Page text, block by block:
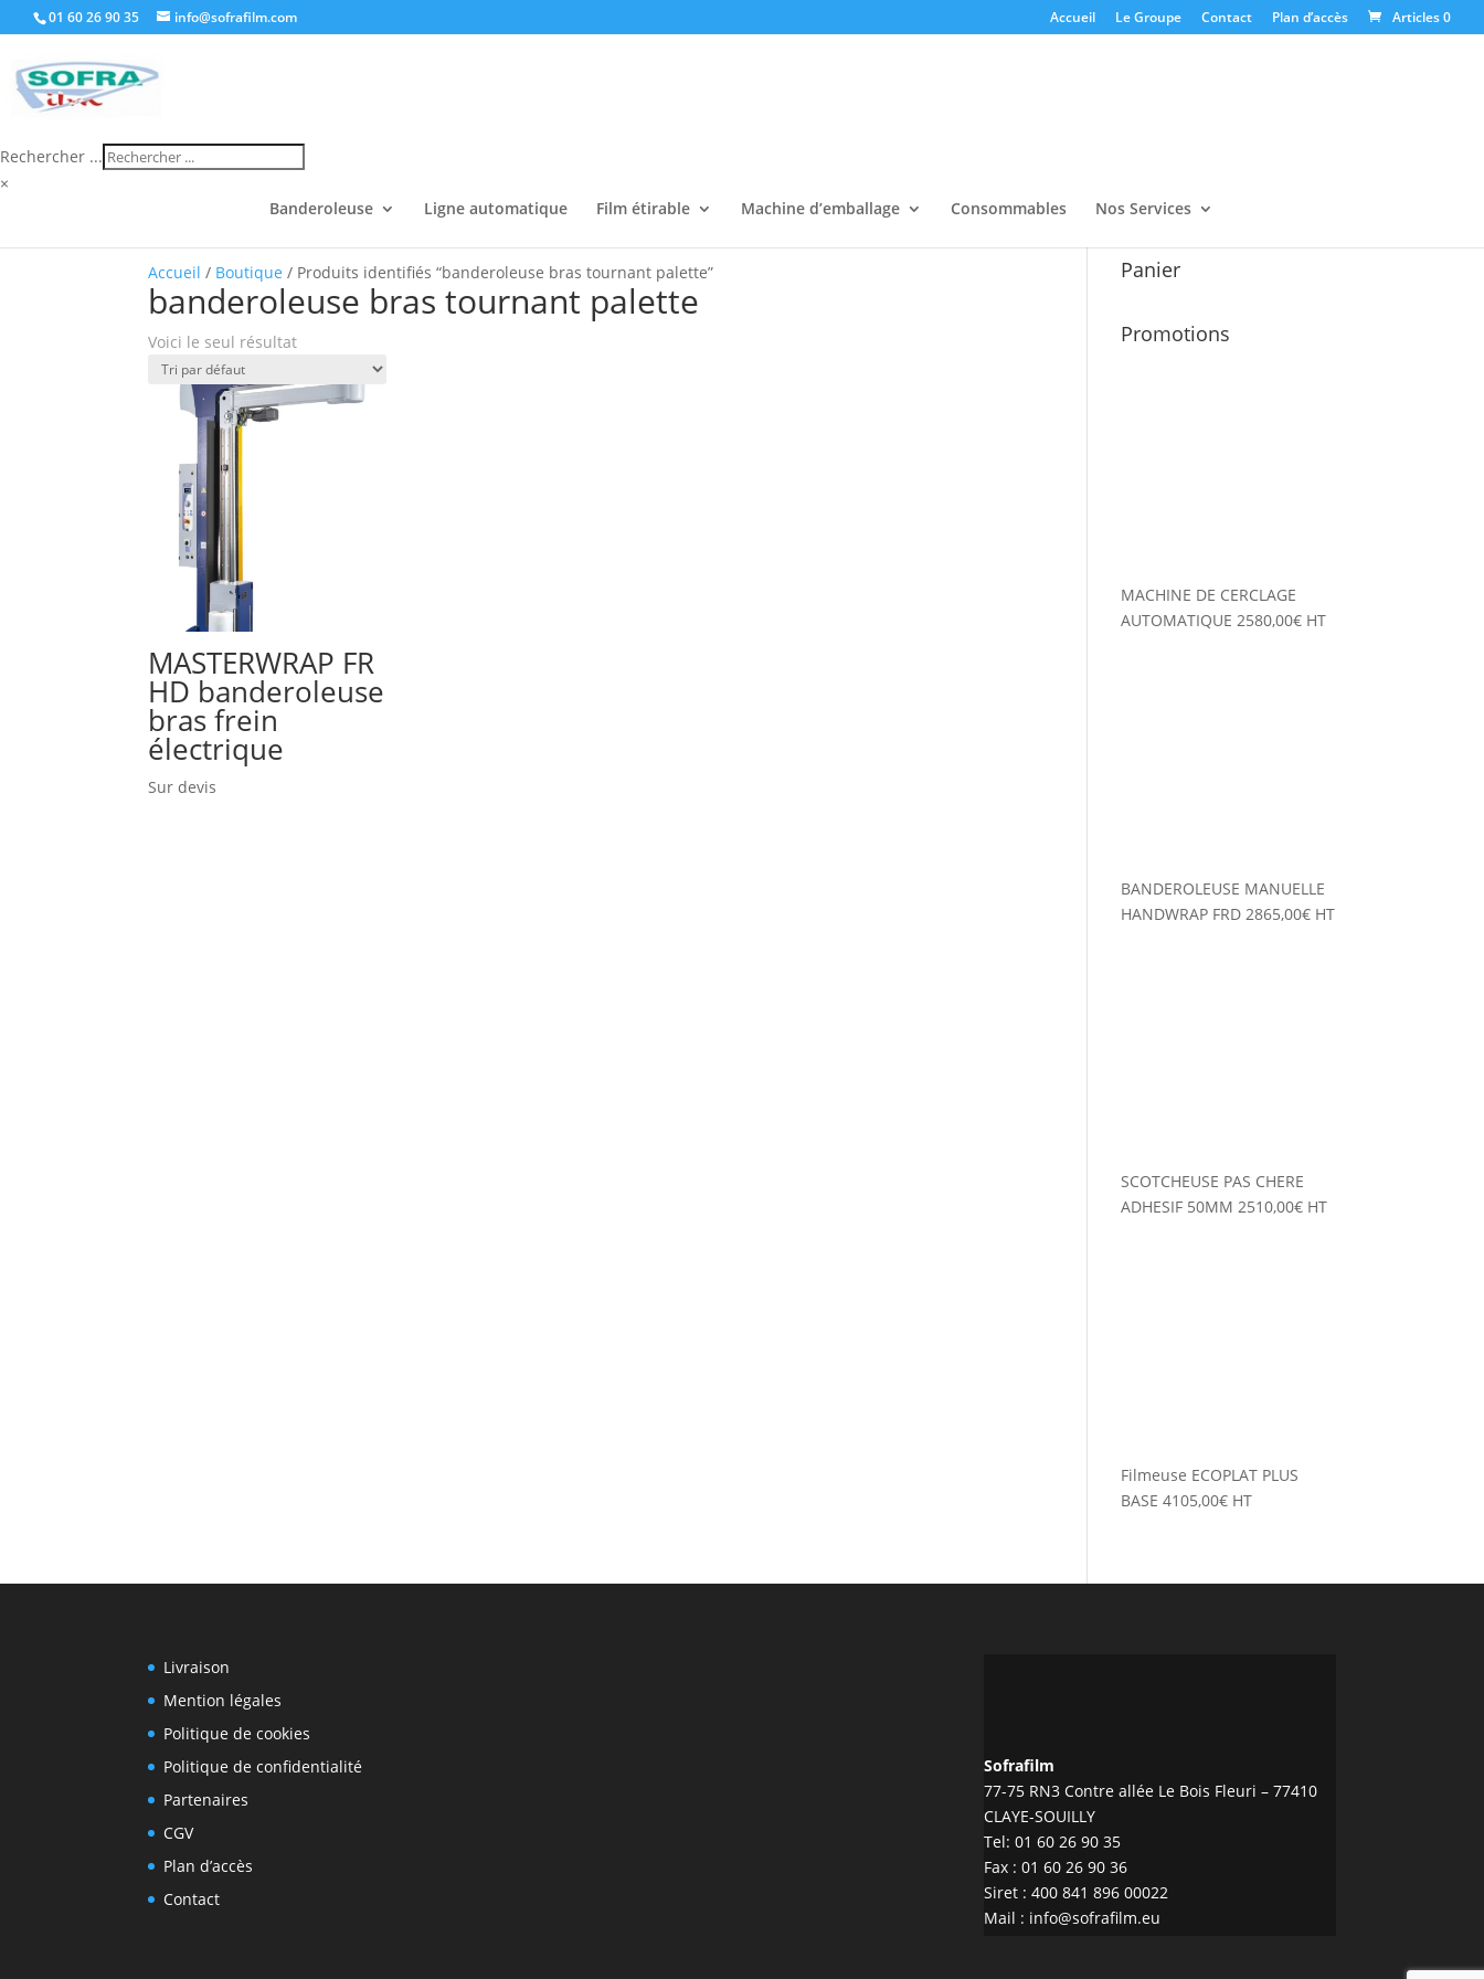
01 60 26 90 35 info@sofrafilm.com Accueil Le Groupe Contact Plan d’accès Articles 0
Rechercher ...
×
Banderoleuse
Ligne automatique Film étirable Machine d’emballage Consommables Nos Services
Accueil / Boutique / Produits identifiés “banderoleuse bras tournant palette”
banderoleuse bras tournant palette
Voici le seul résultat
MASTERWRAP FR
HD banderoleuse
bras frein
électrique
Sur devis
Panier
Promotions
MACHINE DE CERCLAGE
AUTOMATIQUE 2580,00€ HT
BANDEROLEUSE MANUELLE
HANDWRAP FRD 2865,00€ HT
SCOTCHEUSE PAS CHERE
ADHESIF 50MM 2510,00€ HT
Filmeuse ECOPLAT PLUS
BASE 4105,00€ HT
Livraison
Mention légales
Politique de cookies
Politique de confidentialité
Partenaires
CGV
Plan d’accès
Contact
Sofrafilm
77-75 RN3 Contre allée Le Bois Fleuri – 77410
CLAYE-SOUILLY
Tel: 01 60 26 90 35
Fax : 01 60 26 90 36
Siret : 400 841 896 00022
Mail : info@sofrafilm.eu